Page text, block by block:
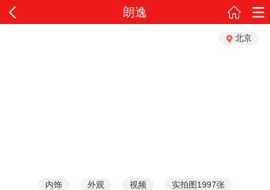
朗逸
北京
内饰 外观 视频 实拍图1997张